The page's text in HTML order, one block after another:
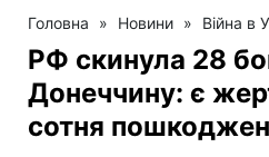
Головна » Новини » Війна в
РФ скинула 28
Донеччину: є
сотня